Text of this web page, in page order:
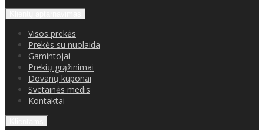
Visos prekės
Prekės su nuolaida
Gamintojai
Prekių grąžinimai
Dovanų kuponai
Svetainės medis
Kontaktai